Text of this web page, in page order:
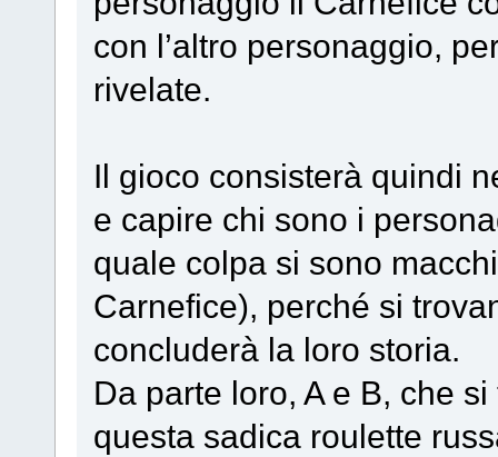
con l’altro personaggio,
rivelate.
Il gioco consisterà quindi
e capire chi sono i
quale colpa si sono
Carnefice), perché si
concluderà la loro storia.
Da parte loro, A e B, che
questa sadica roulette